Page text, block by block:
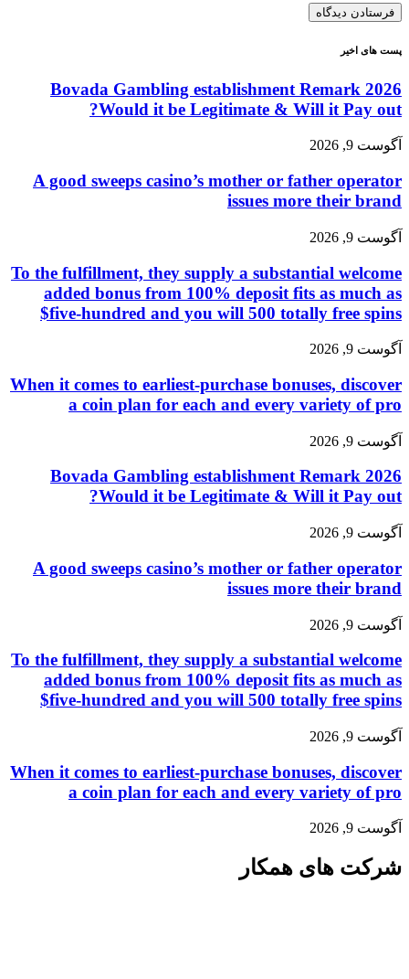
پست های اخیر
Bovada Gambling establishment Remark 2026
Would it be Legitimate & Will it Pay out?
آگوست 9, 2026
A good sweeps casino’s mother or father operator
issues more their brand
آگوست 9, 2026
To the fulfillment, they supply a substantial welcome
added bonus from 100% deposit fits as much as
$five-hundred and you will 500 totally free spins
آگوست 9, 2026
When it comes to earliest-purchase bonuses, discover
a coin plan for each and every variety of pro
آگوست 9, 2026
Bovada Gambling establishment Remark 2026
Would it be Legitimate & Will it Pay out?
آگوست 9, 2026
A good sweeps casino’s mother or father operator
issues more their brand
آگوست 9, 2026
To the fulfillment, they supply a substantial welcome
added bonus from 100% deposit fits as much as
$five-hundred and you will 500 totally free spins
آگوست 9, 2026
When it comes to earliest-purchase bonuses, discover
a coin plan for each and every variety of pro
آگوست 9, 2026
شرکت های همکار